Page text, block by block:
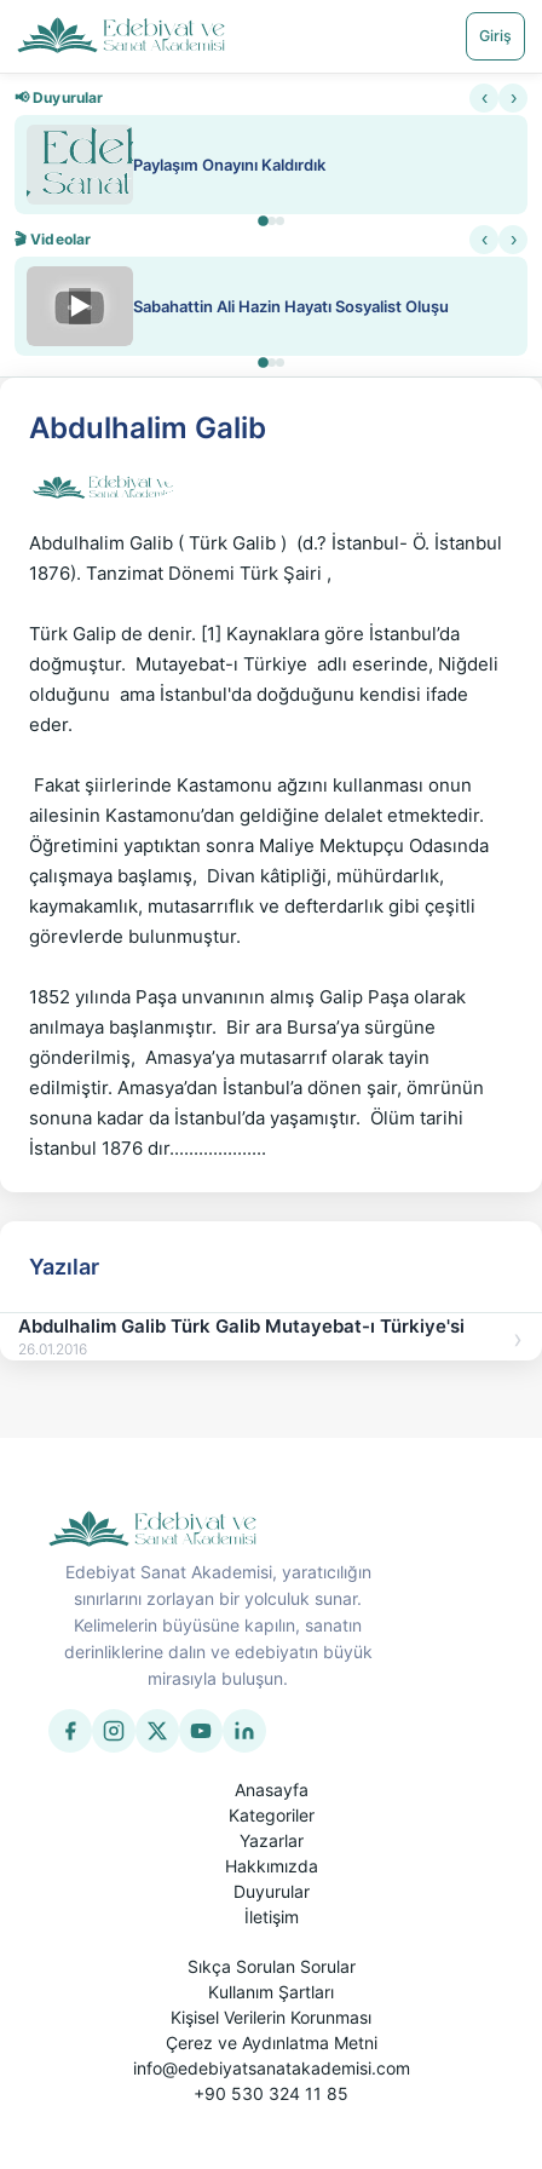
Giriş
📢 Duyurular ‹ ›
Paylaşım Onayını Kaldırdık
🎬 Videolar ‹ ›
▶ Sabahattin Ali Hazin Hayatı Sosyalist Oluşu
Abdulhalim Galib
Abdulhalim Galib ( Türk Galib )  (d.? İstanbul- Ö. İstanbul
1876). Tanzimat Dönemi Türk Şairi ,
Türk Galip de denir. [1] Kaynaklara göre İstanbul’da
doğmuştur.  Mutayebat-ı Türkiye  adlı eserinde, Niğdeli
olduğunu  ama İstanbul'da doğduğunu kendisi ifade
eder.
ailesinin Kastamonu’dan geldiğine delalet etmektedir.
Öğretimini yaptıktan sonra Maliye Mektupçu Odasında
çalışmaya başlamış,  Divan kâtipliği, mühürdarlık,
kaymakamlık, mutasarrıflık ve defterdarlık gibi çeşitli
görevlerde bulunmuştur.
1852 yılında Paşa unvanının almış Galip Paşa olarak
anılmaya başlanmıştır.  Bir ara Bursa’ya sürgüne
gönderilmiş,  Amasya’ya mutasarrıf olarak tayin
edilmiştir. Amasya’dan İstanbul’a dönen şair, ömrünün
sonuna kadar da İstanbul’da yaşamıştır.  Ölüm tarihi
Yazılar
Abdulhalim Galib Türk Galib Mutayebat-ı Türkiye'si
26.01.2016
Edebiyat Sanat Akademisi, yaratıcılığın
sınırlarını zorlayan bir yolculuk sunar.
Kelimelerin büyüsüne kapılın, sanatın
derinliklerine dalın ve edebiyatın büyük
mirasıyla buluşun.
Anasayfa
Kategoriler
Yazarlar
Hakkımızda
Duyurular
İletişim
Sıkça Sorulan Sorular
Kullanım Şartları
Kişisel Verilerin Korunması
Çerez ve Aydınlatma Metni
info@edebiyatsanatakademisi.com
+90 530 324 11 85